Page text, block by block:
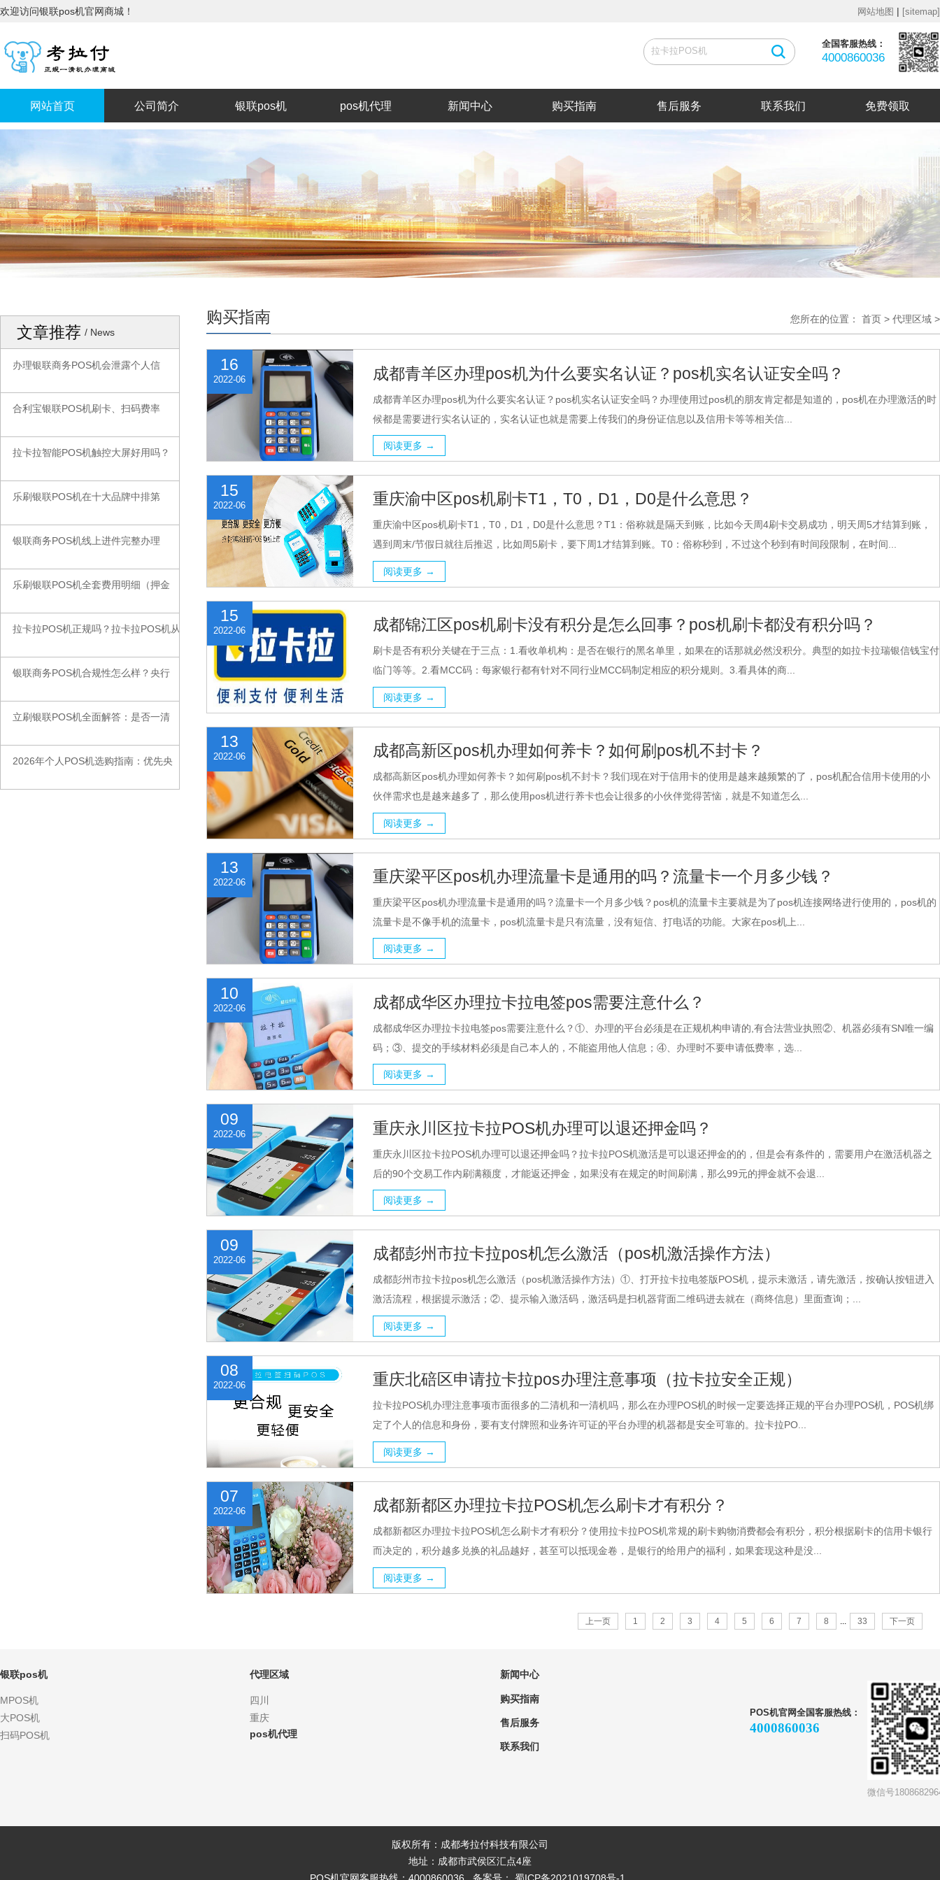
网站地图 | [sitemap]
欢迎访问银联pos机官网商城！
全国客服热线：
4000860036
网站首页 公司简介 银联pos机 pos机代理 新闻中心 购买指南 售后服务 联系我们 免费领取
文章推荐 / News
办理银联商务POS机会泄露个人信
合利宝银联POS机刷卡、扫码费率
拉卡拉智能POS机触控大屏好用吗？
乐刷银联POS机在十大品牌中排第
银联商务POS机线上进件完整办理
乐刷银联POS机全套费用明细（押金
拉卡拉POS机正规吗？拉卡拉POS机从
银联商务POS机合规性怎么样？央行
立刷银联POS机全面解答：是否一清
2026年个人POS机选购指南：优先央
您所在的位置： 首页 > 代理区域 >
购买指南
16
2022-06 成都青羊区办理pos机为什么要实名认证？pos机实名认证安全吗？
成都青羊区办理pos机为什么要实名认证？pos机实名认证安全吗？办理使用过pos机的朋友肯定都是知道的，pos机在办理激活的时
候都是需要进行实名认证的，实名认证也就是需要上传我们的身份证信息以及信用卡等等相关信...
阅读更多 →
15
2022-06 重庆渝中区pos机刷卡T1，T0，D1，D0是什么意思？
重庆渝中区pos机刷卡T1，T0，D1，D0是什么意思？T1：俗称就是隔天到账，比如今天周4刷卡交易成功，明天周5才结算到账，
遇到周末/节假日就往后推迟，比如周5刷卡，要下周1才结算到账。T0：俗称秒到，不过这个秒到有时间段限制，在时间...
阅读更多 →
15
2022-06 成都锦江区pos机刷卡没有积分是怎么回事？pos机刷卡都没有积分吗？
刷卡是否有积分关键在于三点：1.看收单机构：是否在银行的黑名单里，如果在的话那就必然没积分。典型的如拉卡拉瑞银信钱宝付
临门等等。2.看MCC码：每家银行都有针对不同行业MCC码制定相应的积分规则。3.看具体的商...
阅读更多 →
13
2022-06 成都高新区pos机办理如何养卡？如何刷pos机不封卡？
成都高新区pos机办理如何养卡？如何刷pos机不封卡？我们现在对于信用卡的使用是越来越频繁的了，pos机配合信用卡使用的小
伙伴需求也是越来越多了，那么使用pos机进行养卡也会让很多的小伙伴觉得苦恼，就是不知道怎么...
阅读更多 →
13
2022-06 重庆梁平区pos机办理流量卡是通用的吗？流量卡一个月多少钱？
重庆梁平区pos机办理流量卡是通用的吗？流量卡一个月多少钱？pos机的流量卡主要就是为了pos机连接网络进行使用的，pos机的
流量卡是不像手机的流量卡，pos机流量卡是只有流量，没有短信、打电话的功能。大家在pos机上...
阅读更多 →
10
2022-06 成都成华区办理拉卡拉电签pos需要注意什么？
成都成华区办理拉卡拉电签pos需要注意什么？①、办理的平台必须是在正规机构申请的,有合法营业执照②、机器必须有SN唯一编
码；③、提交的手续材料必须是自己本人的，不能盗用他人信息；④、办理时不要申请低费率，选...
阅读更多 →
09
2022-06 重庆永川区拉卡拉POS机办理可以退还押金吗？
重庆永川区拉卡拉POS机办理可以退还押金吗？拉卡拉POS机激活是可以退还押金的的，但是会有条件的，需要用户在激活机器之
后的90个交易工作内刷满额度，才能返还押金，如果没有在规定的时间刷满，那么99元的押金就不会退...
阅读更多 →
09
2022-06 成都彭州市拉卡拉pos机怎么激活（pos机激活操作方法）
成都彭州市拉卡拉pos机怎么激活（pos机激活操作方法）①、打开拉卡拉电签版POS机，提示未激活，请先激活，按确认按钮进入
激活流程，根据提示激活；②、提示输入激活码，激活码是扫机器背面二维码进去就在（商终信息）里面查询；...
阅读更多 →
08
2022-06 重庆北碚区申请拉卡拉pos办理注意事项（拉卡拉安全正规）
拉卡拉POS机办理注意事项市面很多的二清机和一清机吗，那么在办理POS机的时候一定要选择正规的平台办理POS机，POS机绑
定了个人的信息和身份，要有支付牌照和业务许可证的平台办理的机器都是安全可靠的。拉卡拉PO...
阅读更多 →
07
2022-06 成都新都区办理拉卡拉POS机怎么刷卡才有积分？
成都新都区办理拉卡拉POS机怎么刷卡才有积分？使用拉卡拉POS机常规的刷卡购物消费都会有积分，积分根据刷卡的信用卡银行
而决定的，积分越多兑换的礼品越好，甚至可以抵现金卷，是银行的给用户的福利，如果套现这种是没...
阅读更多 →
上一页 1 2 3 4 5 6 7 8 33 下一页
微信号
POS机官网全国客服热线：
4000860036
银联pos机
MPOS机
大POS机
扫码POS机
代理区域
四川
重庆
pos机代理
新闻中心
购买指南
售后服务
联系我们
版权所有：成都考拉付科技有限公司
地址：成都市武侯区汇点4座
POS机官网客服热线：4000860036 备案号： 蜀ICP备2021019708号-1